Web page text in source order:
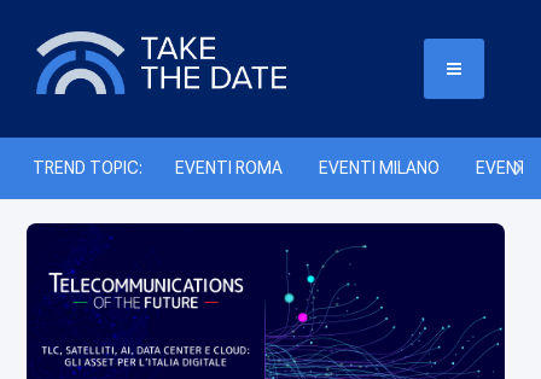
TREND TOPIC: EVENTI ROMA EVENTI MILANO EVENTI